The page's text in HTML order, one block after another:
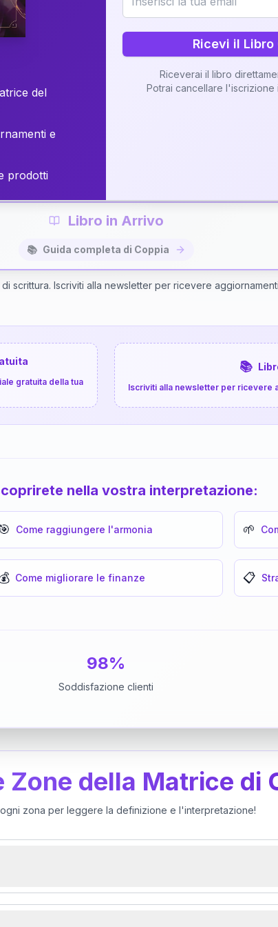
Matrice di Coppia attraverso una
✨ Interpretazione personalizzata
⚡
Libro in Arrivo
📚 Guida completa di Coppia
scrittura. Iscriviti alla newsletter per ricevere
gratuita della tua
📚
Iscriviti alla newsletter per ricevere
nella vostra interpretazione:
🎯 Come raggiungere l'armonia 🌱
Come migliorare le finanze 📋
98%
Soddisfazione clienti
Zone della Matrice di
zona per leggere la definizione e l'interpretazione!
del
e
prodotti
Ricevi il
Riceverai il libro
Potrai cancellare l'iscrizione